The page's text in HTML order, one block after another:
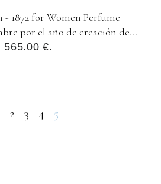
1872 for Women Perfume
por el año de creación de...
565.00 €.
2 3 4 5